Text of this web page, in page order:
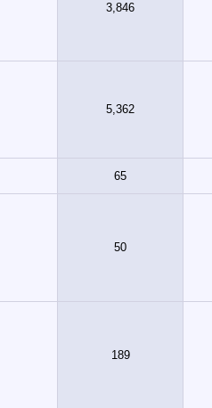
3,846
5,362
65
50
189